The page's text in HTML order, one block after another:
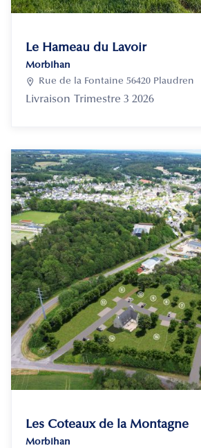
Le Hameau du Lavoir
Morbihan

Rue de la Fontaine 56420 Plaudren
Livraison Trimestre 3 2026
Les Coteaux de la Montagne
Morbihan